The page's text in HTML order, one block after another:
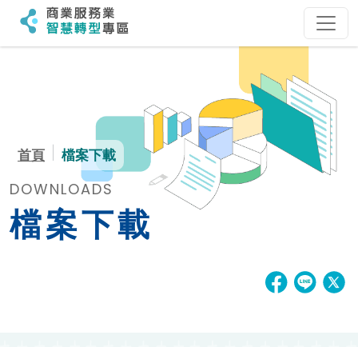
首頁 檔案下載
DOWNLOADS
檔案下載